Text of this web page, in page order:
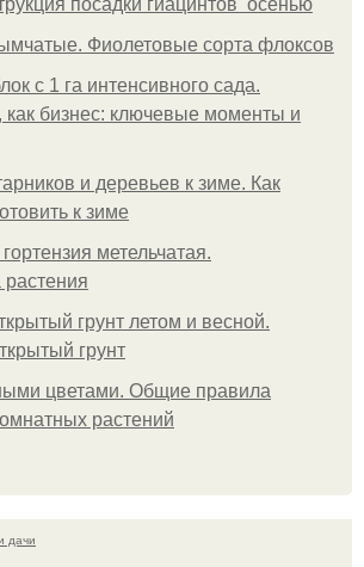
посадки гиацинтов осенью
Фиолетовые сорта флоксов
с 1 га интенсивного сада.
бизнес: ключевые моменты и
и деревьев к зиме. Как
к зиме
метельчатая.
растения
грунт летом и весной.
грунт
цветами. Общие правила
растений
дачи